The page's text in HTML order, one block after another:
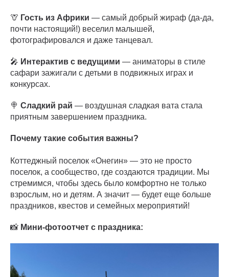
🦒 Гость из Африки — самый добрый жираф (да-да,
почти настоящий!) веселил малышей,
фотографировался и даже танцевал.
🎤 Интерактив с ведущими — аниматоры в стиле
сафари зажигали с детьми в подвижных играх и
конкурсах.
🍭 Сладкий рай — воздушная сладкая вата стала
приятным завершением праздника.
Почему такие события важны?
Коттеджный поселок «Онегин» — это не просто
поселок, а сообщество, где создаются традиции. Мы
стремимся, чтобы здесь было комфортно не только
взрослым, но и детям. А значит — будет еще больше
праздников, квестов и семейных мероприятий!
📸 Мини-фотоотчет с праздника: